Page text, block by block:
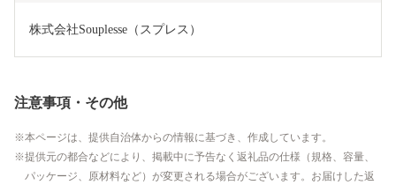
株式会社Souplesse（スプレス）
注意事項・その他
本ページは、提供自治体からの情報に基づき、作成しています。
提供元の都合などにより、掲載中に予告なく返礼品の仕様（規格、容量、
パッケージ、原材料など）が変更される場合がございます。お届けした返